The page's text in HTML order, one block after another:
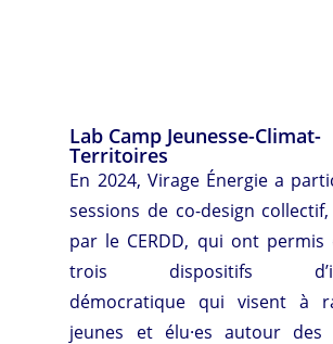
Lab Camp Jeunesse-Climat-
Territoires
En 2024, Virage Énergie a
sessions de co-design
par le CERDD, qui ont permis
trois dispositifs
démocratique qui visent à
jeunes et élu·es autour des